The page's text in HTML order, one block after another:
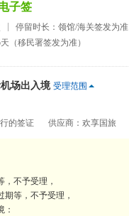
子签
停留时长：领馆/海关签发为准
（移民署签发为准）
场出入境 受理范围
的签证 供应商：欢享国旅
不予受理，
等，不予受理，
：